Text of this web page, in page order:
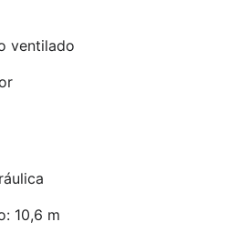
ventilado
10,6 m